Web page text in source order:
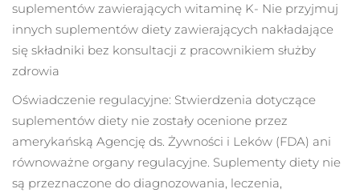
suplementów zawierających witaminę K- Nie przyjmuj
innych suplementów diety zawierających nakładające
się składniki bez konsultacji z pracownikiem służby
zdrowia
Oświadczenie regulacyjne: Stwierdzenia dotyczące
suplementów diety nie zostały ocenione przez
amerykańską Agencję ds. Żywności i Leków (FDA) ani
równoważne organy regulacyjne. Suplementy diety nie
są przeznaczone do diagnozowania, leczenia,
SRA Makau (Chiny)
Oczekiwany czas dostawy
8/11/26
Malezja
Oczekiwany czas dostawy
Oczekiwany czas dostawy
Meksyk
Oczekiwany czas dostawy
8/13/26